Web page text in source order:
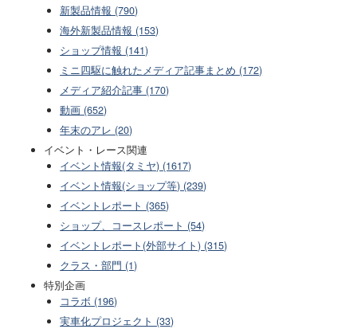
新製品情報 (790)
海外新製品情報 (153)
ショップ情報 (141)
ミニ四駆に触れたメディア記事まとめ (172)
メディア紹介記事 (170)
動画 (652)
年末のアレ (20)
イベント・レース関連
イベント情報(タミヤ) (1617)
イベント情報(ショップ等) (239)
イベントレポート (365)
ショップ、コースレポート (54)
イベントレポート(外部サイト) (315)
クラス・部門 (1)
特別企画
コラボ (196)
実車化プロジェクト (33)